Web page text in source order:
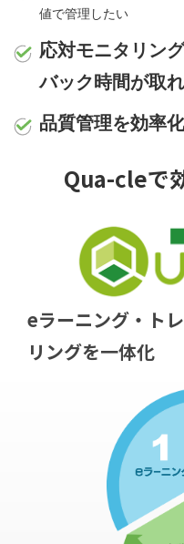
値で管理したい
応対モニタリン
バック時間が取
品質管理を効率化
Qua-cleで
eラーニング‧ト
リングを⼀体化